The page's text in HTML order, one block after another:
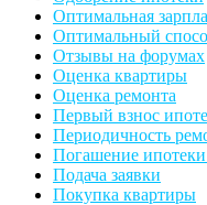
Оптимальная
Оптимальный
Отзывы на форумах
Оценка квартиры
Оценка ремонта
Первый взнос
Периодичность
Погашение
Подача заявки
Покупка квартиры